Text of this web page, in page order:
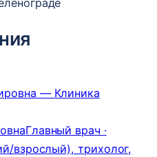
Главный врач ·
взрослый), трихолог,